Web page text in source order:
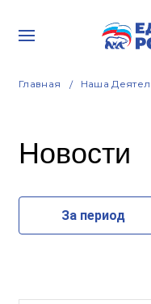
Главная Наша
Новости
За период